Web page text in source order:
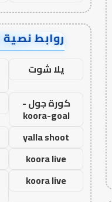
روابط نصية AA90141
يلا شوت
كورة جول -
koora-goal
yalla shoot
koora live
koora live